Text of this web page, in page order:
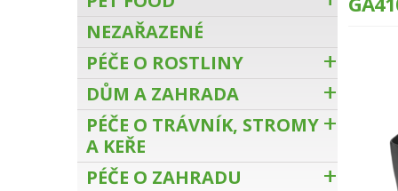
NEZAŘAZENÉ
PÉČE O ROSTLINY
DŮM A ZAHRADA
PÉČE O TRÁVNÍK, STROMY
A KEŘE
PÉČE O ZAHRADU